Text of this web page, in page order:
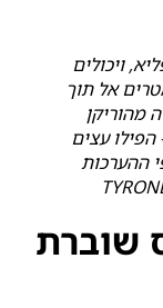
ויכולים
אל תוך
הסערה מהוריקן
של 5.8 מטרים – הפילו עצים
ההערכות
שוברת